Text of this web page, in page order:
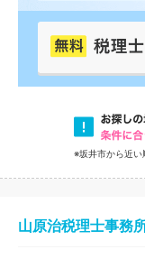
※坂井市から近い
山原治税理士事務